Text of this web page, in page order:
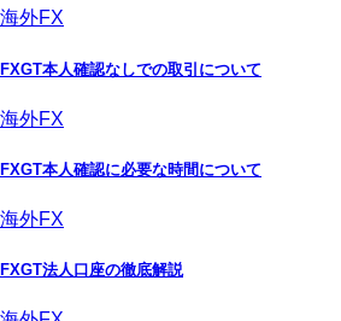
海外FX
FXGT本人確認なしでの取引について
海外FX
FXGT本人確認に必要な時間について
海外FX
FXGT法人口座の徹底解説